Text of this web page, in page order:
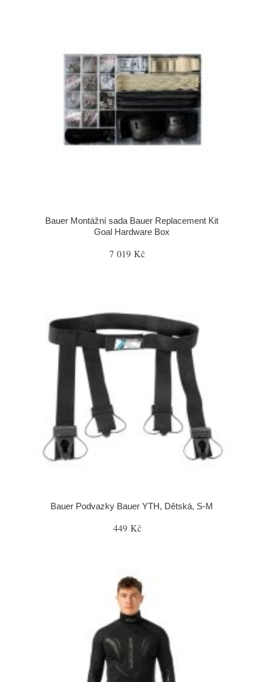
Bauer Montážní sada Bauer Replacement Kit
Goal Hardware Box
7 019 Kč
Bauer Podvazky Bauer YTH, Dětská, S-M
449 Kč